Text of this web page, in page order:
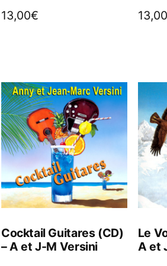
13,00€
13,00
Cocktail Guitares (CD)
– A et J-M Versini
Le
A et